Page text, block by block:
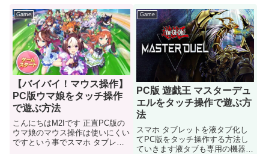
Game
【バイバイ！マウス操作】
PC版ウマ娘をタッチ操作
で遊ぶ方法
こんにちはM2Iです 正直PC版の
ウマ娘のマウス操作は使いにくい
ですという事でスマホ タブレッ
Game
PC版 遊戯王 マスターデュ
エルをタッチ操作で遊ぶ方
法
スマホ タブレットを液タブ化し
てPC版をタッチ操作する方法し
ていきます液タブも専用の機器も